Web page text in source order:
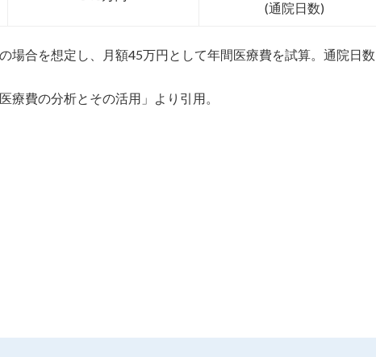
(通院日数)
場合を想定し、月額45万円として年間医療費を試算。通院日
療費の分析とその活用」より引用。